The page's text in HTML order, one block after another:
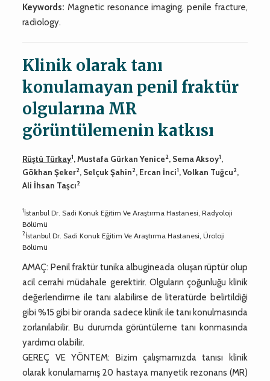
Keywords: Magnetic resonance imaging, penile fracture,
radiology.
Klinik olarak tanı
konulamayan penil fraktür
olgularına MR
görüntülemenin katkısı
Rüştü Türkay1, Mustafa Gürkan Yenice2, Sema Aksoy1,
Gökhan Şeker2, Selçuk Şahin2, Ercan İnci1, Volkan Tuğcu2,
Ali İhsan Taşcı2
1İstanbul Dr. Sadi Konuk Eğitim Ve Araştırma Hastanesi, Radyoloji
Bölümü
2İstanbul Dr. Sadi Konuk Eğitim Ve Araştırma Hastanesi, Üroloji
Bölümü
AMAÇ: Penil fraktür tunika albugineada oluşan rüptür olup
acil cerrahi müdahale gerektirir. Olguların çoğunluğu klinik
değerlendirme ile tanı alabilirse de literatürde belirtildiği
gibi %15 gibi bir oranda sadece klinik ile tanı konulmasında
zorlanılabilir. Bu durumda görüntüleme tanı konmasında
yardımcı olabilir.
GEREÇ VE YÖNTEM: Bizim çalışmamızda tanısı klinik
olarak konulamamış 20 hastaya manyetik rezonans (MR)